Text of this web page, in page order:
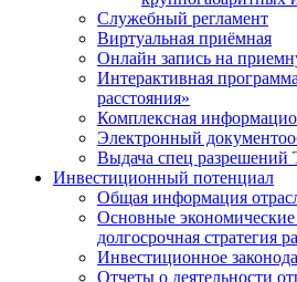
Служебный регламент
Виртуальная приёмная
Онлайн запись на
Интерактивная
расстояния»
Комплексная
Электронный
Выдача спец
Инвестиционный потенциал
Общая информация
Основные экономические
долгосрочная стратегия
Инвестиционное
Отчеты о деятельности